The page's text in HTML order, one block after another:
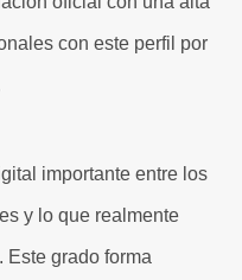
con este perfil por
importante entre los
y lo que realmente
Este grado forma